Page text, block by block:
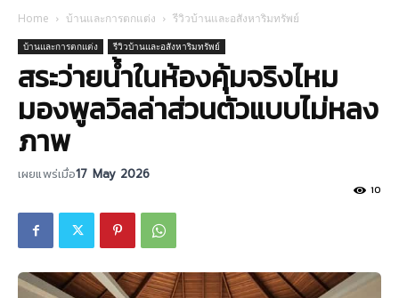
Home บ้านและการตกแต่ง รีวิวบ้านและอสังหาริมทรัพย์
บ้านและการตกแต่ง รีวิวบ้านและอสังหาริมทรัพย์
สระว่ายน้ำในห้องคุ้มจริงไหม
มองพูลวิลล่าส่วนตัวแบบไม่หลง
ภาพ
เผยแพร่เมื่อ17 May 2026
10